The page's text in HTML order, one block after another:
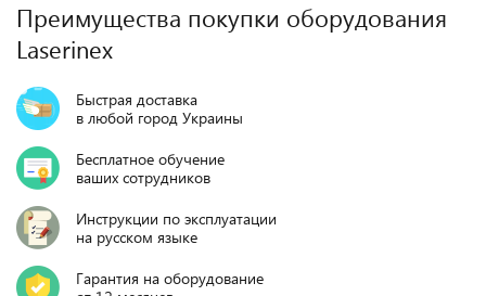
Преимущества покупки оборудования
Laserinex
Быстрая доставка
в любой город Украины
Бесплатное обучение
ваших сотрудников
Инструкции по эксплуатации
на русском языке
Гарантия на оборудование